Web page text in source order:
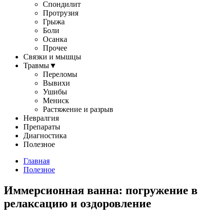
Спондилит
Протрузия
Грыжа
Боли
Осанка
Прочее
Связки и мышцы
Травмы▼
Переломы
Вывихи
Ушибы
Мениск
Растяжение и разрыв
Невралгия
Препараты
Диагностика
Полезное
Главная
Полезное
Иммерсионная ванна: погружение в
релаксацию и оздоровление